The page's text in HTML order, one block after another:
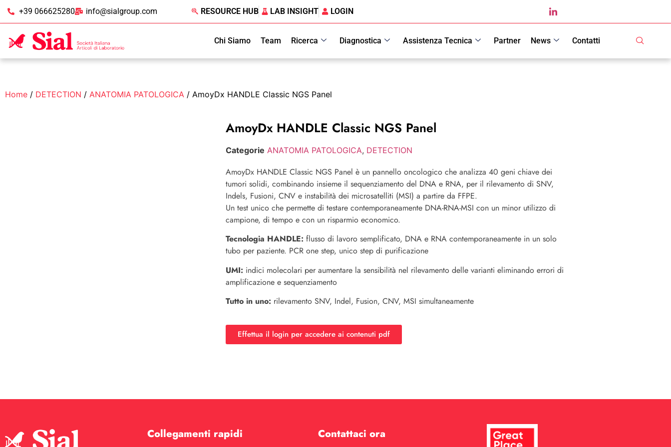
+39 066625280 info@sialgroup.com RESOURCE HUB LAB INSIGHT LOGIN
Chi Siamo Team Ricerca Diagnostica Assistenza Tecnica Partner News Contatti
Home / DETECTION / ANATOMIA PATOLOGICA / AmoyDx HANDLE Classic NGS Panel
AmoyDx HANDLE Classic NGS Panel
Categorie ANATOMIA PATOLOGICA, DETECTION
AmoyDx HANDLE Classic NGS Panel è un pannello oncologico che analizza 40 geni chiave dei
tumori solidi, combinando insieme il sequenziamento del DNA e RNA, per il rilevamento di SNV,
Indels, Fusioni, CNV e instabilità dei microsatelliti (MSI) a partire da FFPE.
Un test unico che permette di testare contemporaneamente DNA-RNA-MSI con un minor utilizzo di
campione, di tempo e con un risparmio economico.
Tecnologia HANDLE: flusso di lavoro semplificato, DNA e RNA contemporaneamente in un solo
tubo per paziente. PCR one step, unico step di purificazione
UMI: indici molecolari per aumentare la sensibilità nel rilevamento delle varianti eliminando errori di
amplificazione e sequenziamento
Tutto in uno: rilevamento SNV, Indel, Fusion, CNV, MSI simultaneamente
Effettua il login per accedere ai contenuti pdf
Collegamenti rapidi Contattaci ora